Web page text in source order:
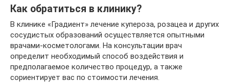
Как обратиться в клинику?
В клинике «Градиент» лечение купероза, розацеа и других
сосудистых образований осуществляется опытными
врачами-косметологами. На консультации врач
определит необходимый способ воздействия и
предполагаемое количество процедур, а также
сориентирует вас по стоимости лечения.